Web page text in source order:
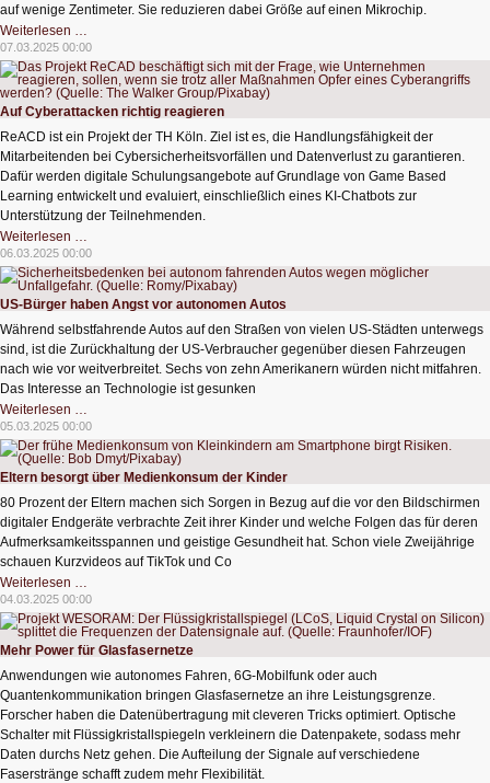
auf wenige Zentimeter. Sie reduzieren dabei Größe auf einen Mikrochip.
Weiterlesen …
mit
optischen
Atomuhren
zentimetergenau
07.03.2025 00:00
Auf Cyberattacken richtig reagieren
ReACD ist ein Projekt der TH Köln. Ziel ist es, die Handlungsfähigkeit der
Mitarbeitenden bei Cybersicherheitsvorfällen und Datenverlust zu garantieren.
Dafür werden digitale Schulungsangebote auf Grundlage von Game Based
Learning entwickelt und evaluiert, einschließlich eines KI-Chatbots zur
Unterstützung der Teilnehmenden.
Weiterlesen …
Cyberattacken
richtig
reagieren
06.03.2025 00:00
US-Bürger haben Angst vor autonomen Autos
Während selbstfahrende Autos auf den Straßen von vielen US-Städten unterwegs
sind, ist die Zurückhaltung der US-Verbraucher gegenüber diesen Fahrzeugen
nach wie vor weitverbreitet. Sechs von zehn Amerikanern würden nicht mitfahren.
Das Interesse an Technologie ist gesunken
Weiterlesen …
Bürger
haben
Angst
vor
autonomen
05.03.2025 00:00
Eltern besorgt über Medienkonsum der Kinder
80 Prozent der Eltern machen sich Sorgen in Bezug auf die vor den Bildschirmen
digitaler Endgeräte verbrachte Zeit ihrer Kinder und welche Folgen das für deren
Aufmerksamkeitsspannen und geistige Gesundheit hat. Schon viele Zweijährige
schauen Kurzvideos auf TikTok und Co
Weiterlesen …
besorgt
über
Medienkonsum
der
Kinder
04.03.2025 00:00
Mehr Power für Glasfasernetze
Anwendungen wie autonomes Fahren, 6G-Mobilfunk oder auch
Quantenkommunikation bringen Glasfasernetze an ihre Leistungsgrenze.
Forscher haben die Datenübertragung mit cleveren Tricks optimiert. Optische
Schalter mit Flüssigkristallspiegeln verkleinern die Datenpakete, sodass mehr
Daten durchs Netz gehen. Die Aufteilung der Signale auf verschiedene
Faserstränge schafft zudem mehr Flexibilität.